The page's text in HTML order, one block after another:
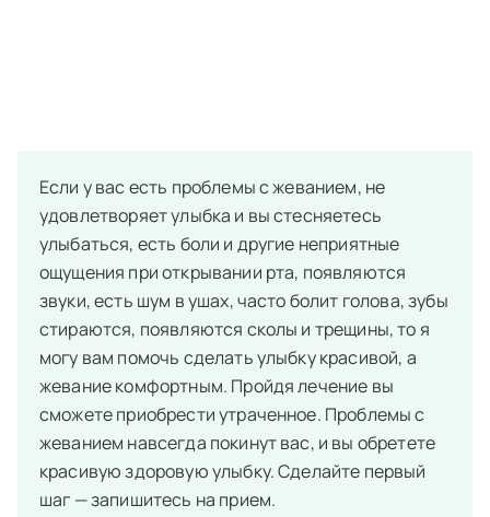
Если у вас есть проблемы с жеванием, не
удовлетворяет улыбка и вы стесняетесь
улыбаться, есть боли и другие неприятные
ощущения при открывании рта, появляются
звуки, есть шум в ушах, часто болит голова, зубы
стираются, появляются сколы и трещины, то я
могу вам помочь сделать улыбку красивой, а
жевание комфортным. Пройдя лечение вы
сможете приобрести утраченное. Проблемы с
жеванием навсегда покинут вас, и вы обретете
красивую здоровую улыбку. Сделайте первый
шаг — запишитесь на прием.